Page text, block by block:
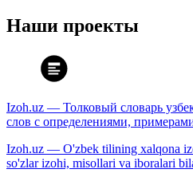
Наши проекты
Izoh.uz — Толковый словарь
слов с определениями,
Izoh.uz — O'zbek tilining xalqona
so'zlar izohi, misollari va iboralari